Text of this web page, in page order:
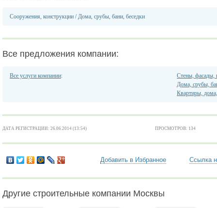
Сооружения, конструкции /Дома, срубы, бани, беседки
Все предложения компании:
Все услуги компании:
Стены, фасады,
Дома, срубы,
Квартиры,
ДАТА РЕГИСТРАЦИИ: 26.06.2014 (13:54) ПРОСМОТРОВ: 134
Добавить в Избранное Ссылка
Другие строительные компании Москвы